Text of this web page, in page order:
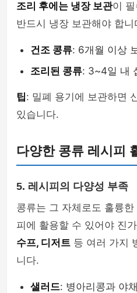
조리 후에는 냉장 보관이
반드시 냉장 보관해야 합니
건조 콩류: 6개월 이상
조리된 콩류: 3~4일 내
팁: 밀폐 용기에 보관하면
있습니다.
다양한 콩류 레시피
5. 레시피의 다양성 부족
콩류는 그 자체로도 훌륭
피에 활용할 수 있어야 진
수프, 디저트 등 여러 가지
니다.
샐러드: 병아리콩과 야